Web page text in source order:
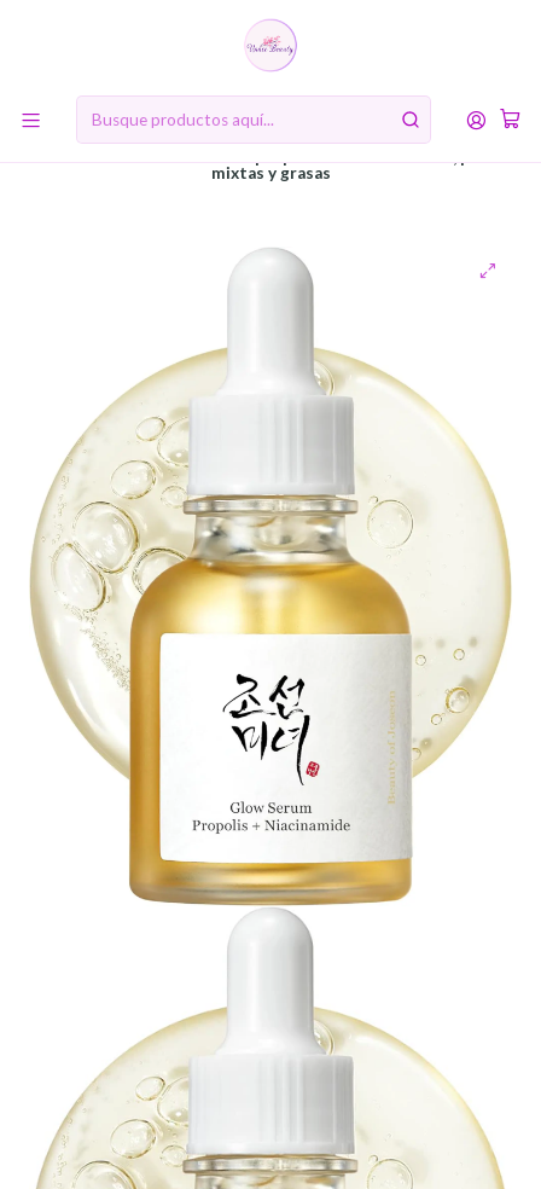
10% de descuento en tu primera compra online. Código: BIENVENIDA10
RUTINA DE BELLEZA COREANA
Cuarto Paso: Suero (Serum)
Glow Serum Propolis + Niacinamide (Beauty of Joseon) -30ml
mixtas y grasas